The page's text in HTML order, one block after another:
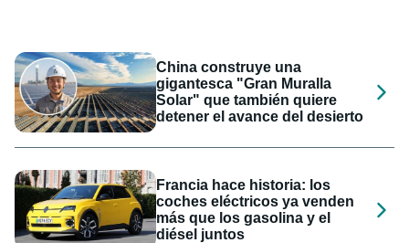
China construye una
gigantesca "Gran Muralla
Solar" que también quiere
detener el avance del desierto
Francia hace historia: los
coches eléctricos ya venden
más que los gasolina y el
diésel juntos